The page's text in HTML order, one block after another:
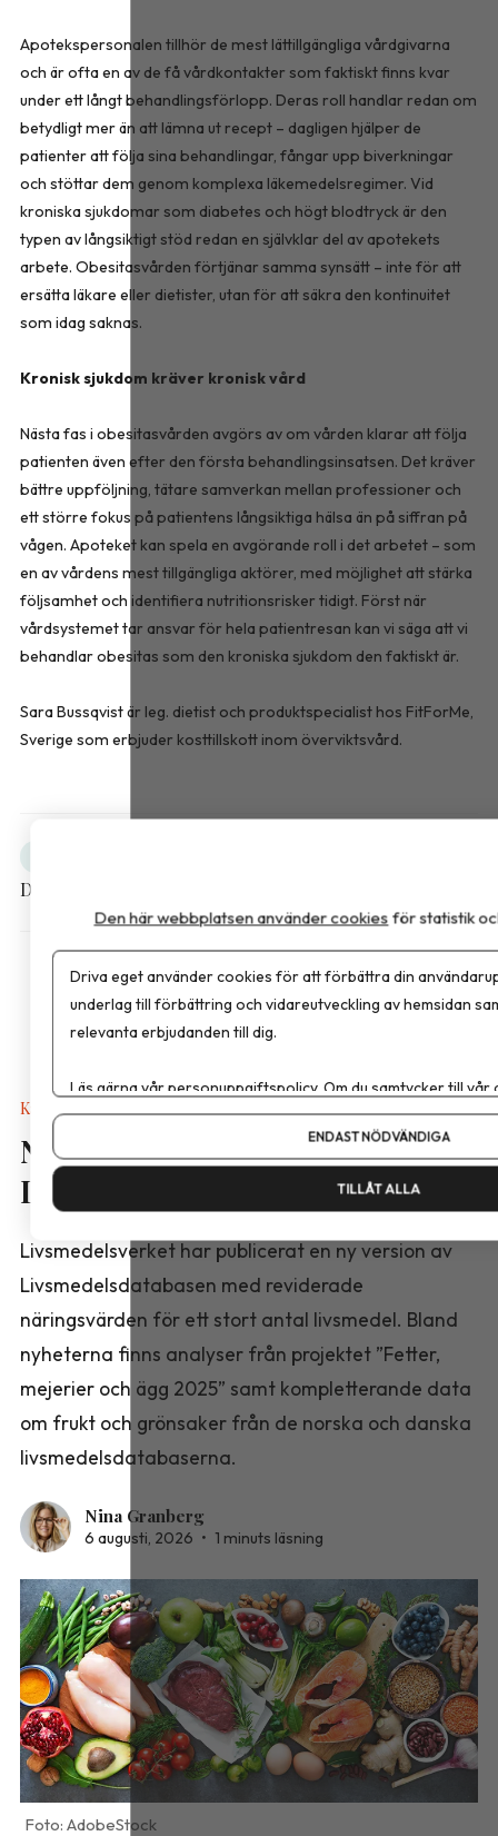
Apotekspersonalen tillhör de mest lättillgängliga vårdgivarna
och är ofta en av de få vårdkontakter som faktiskt finns kvar
under ett långt behandlingsförlopp. Deras roll handlar redan om
betydligt mer än att lämna ut recept – dagligen hjälper de
patienter att följa sina behandlingar, fångar upp biverkningar
och stöttar dem genom komplexa läkemedelsregimer. Vid
kroniska sjukdomar som diabetes och högt blodtryck är den
typen av långsiktigt stöd redan en självklar del av apotekets
arbete. Obesitasvården förtjänar samma synsätt – inte för att
ersätta läkare eller dietister, utan för att säkra den kontinuitet
som idag saknas.
Kronisk sjukdom kräver kronisk vård
Nästa fas i obesitasvården avgörs av om vården klarar att följa
patienten även efter den första behandlingsinsatsen. Det kräver
bättre uppföljning, tätare samverkan mellan professioner och
ett större fokus på patientens långsiktiga hälsa än på siffran på
vågen. Apoteket kan spela en avgörande roll i det arbetet – som
en av vårdens mest tillgängliga aktörer, med möjlighet att stärka
följsamhet och identifiera nutritionsrisker tidigt. Först när
vårdsystemet tar ansvar för hela patientresan kan vi säga att vi
behandlar obesitas som den kroniska sjukdom den faktiskt är.
Sara Bussqvist är leg. dietist och produktspecialist hos FitForMe,
Sverige som erbjuder kosttillskott inom överviktsvård.
Dela artikeln
Kalkyler & Verktyg
Nya näringsvärden i
Livsmedelsdatabasen
Livsmedelsverket har publicerat en ny version av
Livsmedelsdatabasen med reviderade
näringsvärden för ett stort antal livsmedel. Bland
nyheterna finns analyser från projektet ”Fetter,
mejerier och ägg 2025” samt kompletterande data
om frukt och grönsaker från de norska och danska
livsmedelsdatabaserna.
Nina Granberg
6 augusti, 2026 • 1 minuts läsning
AdobeStock
Den här webbplatsen använder cookies för statistik
Driva eget använder cookies för att förbättra din
underlag till förbättring och vidareutveckling av hemsidan
relevanta erbjudanden till dig.
Läs gärna vårpersonuppgiftspolicy. Om du samtycker till vår
Om du vill ändra ditt val i efterhand hittar du den möjligheten
ENDAST NÖDVÄNDIGA
TILLÅT ALLA